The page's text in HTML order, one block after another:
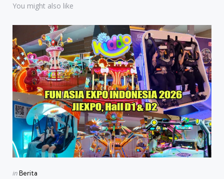
You might also like
Categories
Posted
inBerita